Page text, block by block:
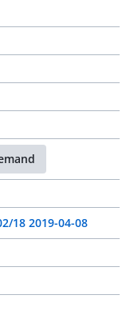
18 2019-04-08